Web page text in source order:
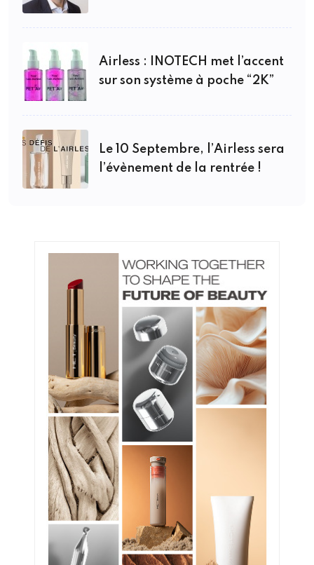
Airless : INOTECH met l’accent
sur son système à poche “2K”
Le 10 Septembre, l’Airless sera
l’évènement de la rentrée !